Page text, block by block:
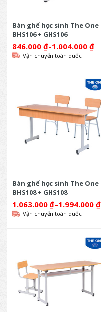
Bàn ghế học sinh The One
BHS106 + GHS106
846.000 ₫–1.004.000 ₫
Vận chuyển toàn quốc
Bàn ghế học sinh The One
BHS108 + GHS108
1.063.000 ₫–1.994.000 ₫
Vận chuyển toàn quốc